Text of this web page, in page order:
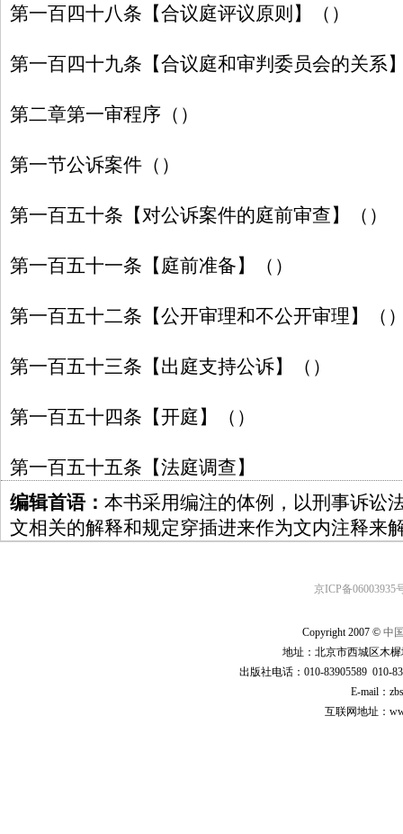
第一百四十八条【合议庭评议原则】（）
第一百四十九条【合议庭和审判委员会的关系
第二章第一审程序（）
第一节公诉案件（）
第一百五十条【对公诉案件的庭前审查】（）
第一百五十一条【庭前准备】（）
第一百五十二条【公开审理和不公开审理】（
第一百五十三条【出庭支持公诉】（）
第一百五十四条【开庭】（）
第一百五十五条【法庭调查】
编辑首语： 本书采用编注的体例，以刑事诉讼
文相关的解释和规定穿插进来作为文内注释来
京ICP备06003935
Copyright 2007 © 中
地址：北京市西城区木
出版社电话：010-83905589 010-
E-mail：
互联网地址：